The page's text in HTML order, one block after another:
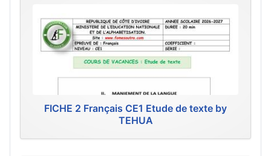
FICHE 2 Français CE1 Etude de texte by
TEHUA